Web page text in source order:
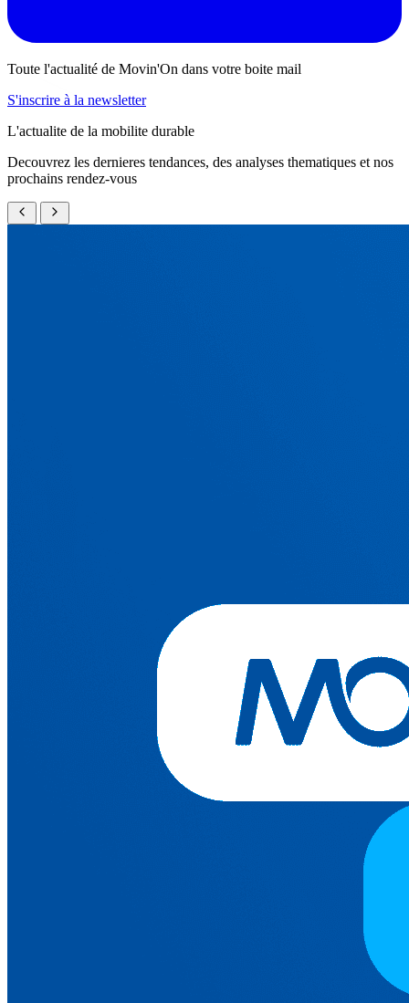
Toute l'actualité de Movin'On dans votre boite mail
S'inscrire à la newsletter
L'actualite de la mobilite durable
Decouvrez les dernieres tendances, des analyses thematiques et nos
prochains rendez-vous